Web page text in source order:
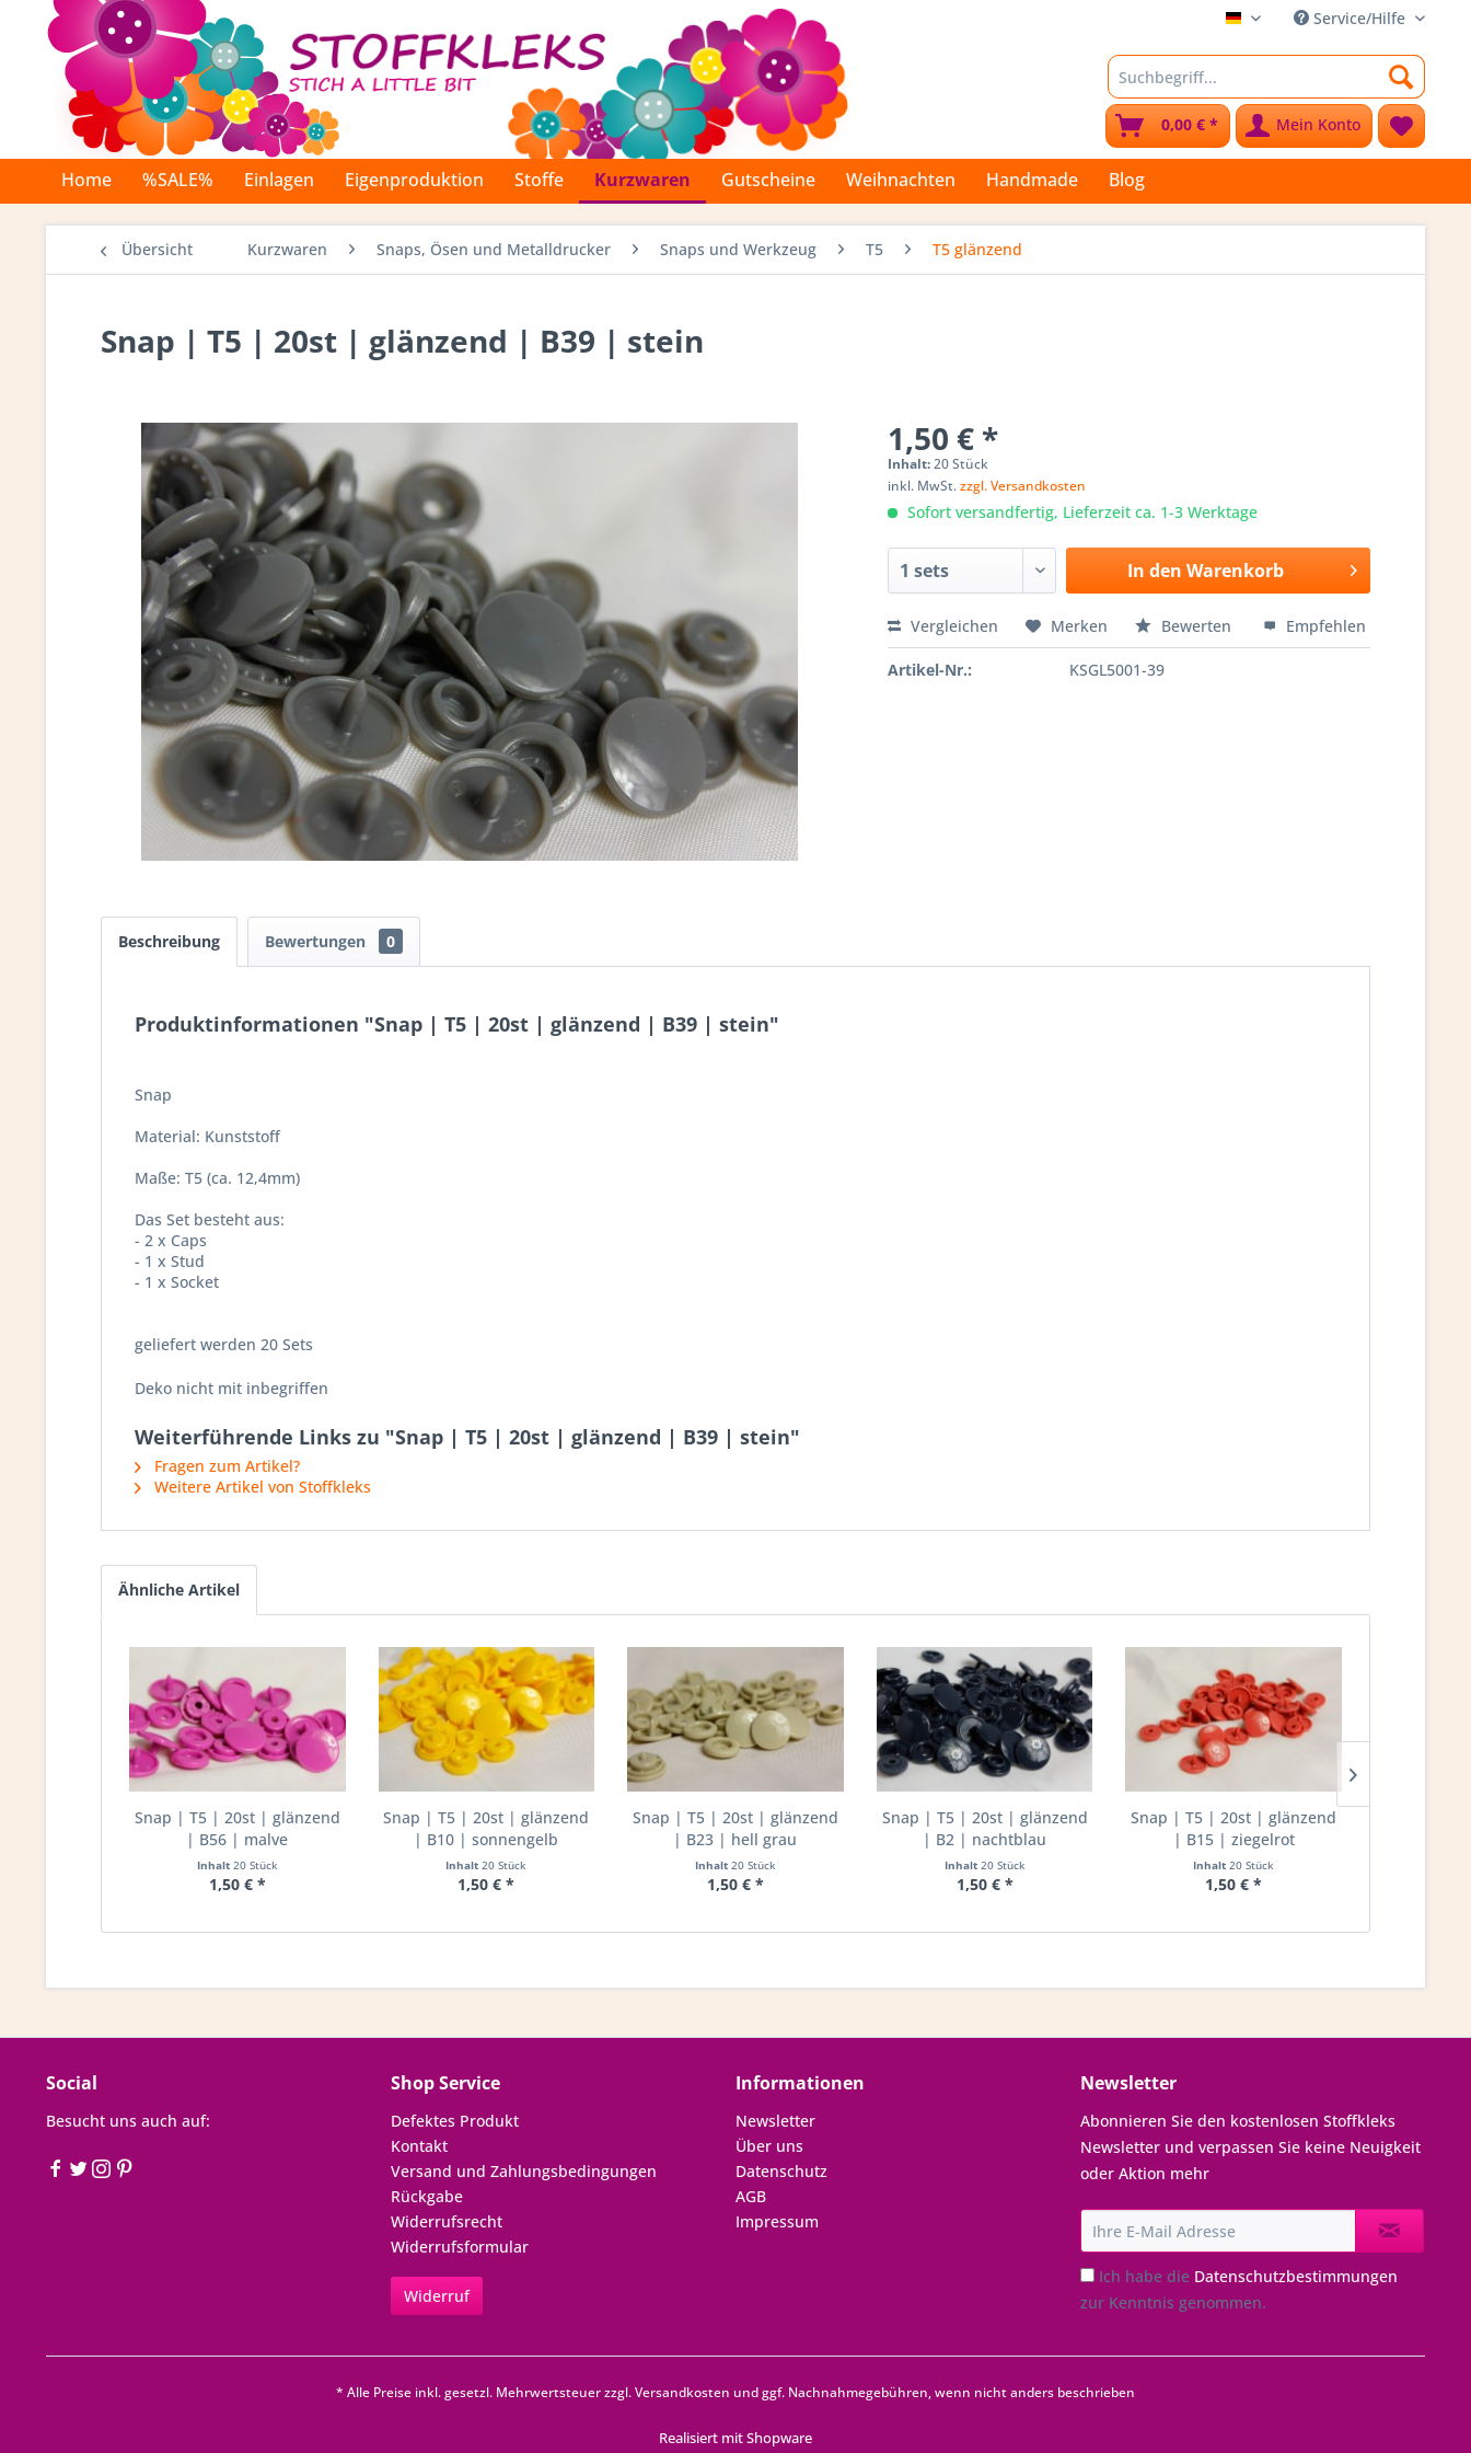
Stoffkleks Service/Hilfe
Mein Konto
0,00 € *
Home %SALE% Einlagen Eigenproduktion Stoffe Kurzwaren Gutscheine Weihnachten Handmade Blog
Übersicht Kurzwaren Snaps, Ösen und Metalldrucker Snaps und Werkzeug T5 T5 glänzend
Snap | T5 | 20st | glänzend | B39 | stein
1,50 € *
Inhalt:20 Stück
inkl. MwSt.zzgl. Versandkosten
Sofort versandfertig, Lieferzeit ca. 1-3 Werktage
In den Warenkorb
Vergleichen Merken Bewerten Empfehlen
Artikel-Nr.: KSGL5001-39
Beschreibung Bewertungen 0
Produktinformationen "Snap | T5 | 20st | glänzend | B39 | stein"
Snap
Material: Kunststoff
Maße: T5 (ca. 12,4mm)
Das Set besteht aus:
- 2 x Caps
- 1 x Stud
- 1 x Socket
geliefert werden 20 Sets
Deko nicht mit inbegriffen
Weiterführende Links zu "Snap | T5 | 20st | glänzend | B39 | stein"
Fragen zum Artikel?
Weitere Artikel von Stoffkleks
Ähnliche Artikel
Snap | T5 | 20st | glänzend
| B56 | malve
Inhalt 20 Stück
1,50 € *
Snap | T5 | 20st | glänzend
| B10 | sonnengelb
Inhalt20 Stück
1,50 € *
Snap | T5 | 20st | glänzend
| B23 | hell grau
Inhalt 20 Stück
1,50 € *
Snap | T5 | 20st | glänzend
| B2 | nachtblau
Inhalt 20 Stück
1,50 € *
Snap | T5 | 20st | glänzend
| B15 | ziegelrot
Inhalt20 Stück
1,50 € *
Social
Besucht uns auch auf:
Shop Service
Defektes Produkt
Kontakt
Versand und Zahlungsbedingungen
Rückgabe
Widerrufsrecht
Widerrufsformular
Widerruf
Informationen
Newsletter
Über uns
Datenschutz
AGB
Impressum
Newsletter
Abonnieren Sie den kostenlosen Stoffkleks
Newsletter und verpassen Sie keine Neuigkeit
oder Aktion mehr
Ich habe die Datenschutzbestimmungen
zur Kenntnis genommen.
* Alle Preise inkl. gesetzl. Mehrwertsteuer zzgl.Versandkosten und ggf. Nachnahmegebühren, wenn nicht anders beschrieben
Realisiert mit Shopware